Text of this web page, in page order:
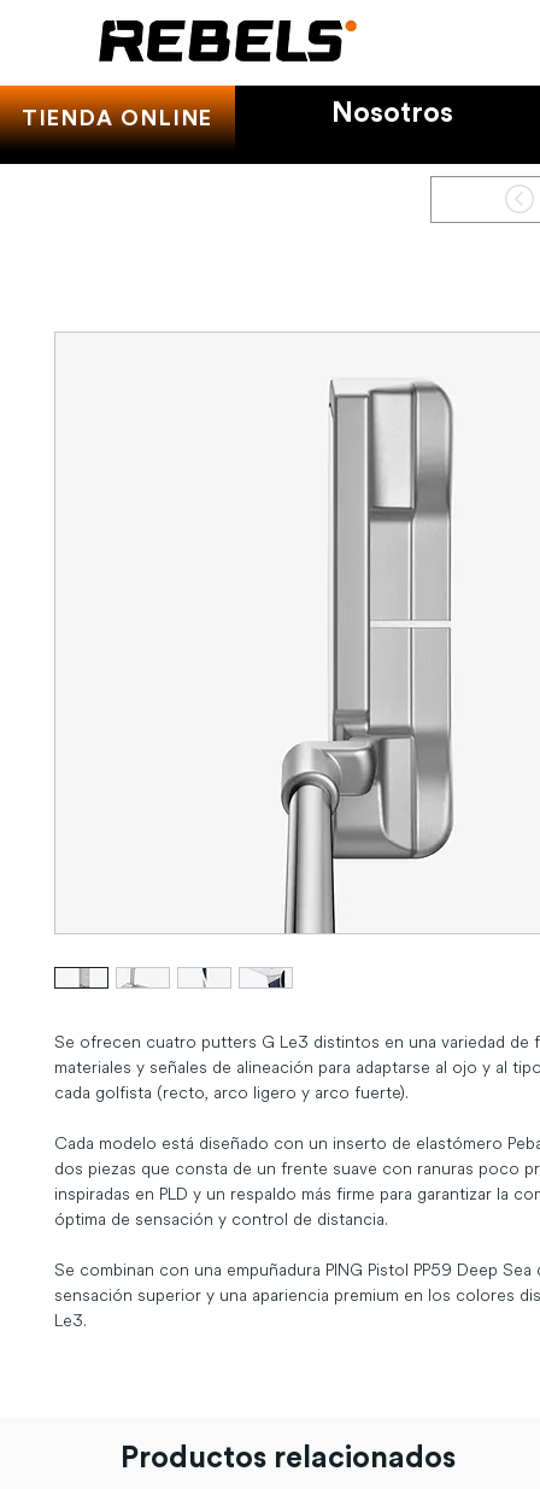
TIENDA ONLINE Nosotros
Se ofrecen cuatro putters G Le3 distintos en una variedad de
materiales y señales de alineación para adaptarse al ojo y al
cada golfista (recto, arco ligero y arco fuerte).
Cada modelo está diseñado con un inserto de elastómero
dos piezas que consta de un frente suave con ranuras poco
inspiradas en PLD y un respaldo más firme para garantizar la
óptima de sensación y control de distancia.
Se combinan con una empuñadura PING Pistol PP59 Deep
sensación superior y una apariencia premium en los colores
Le3.
Productos relacionados